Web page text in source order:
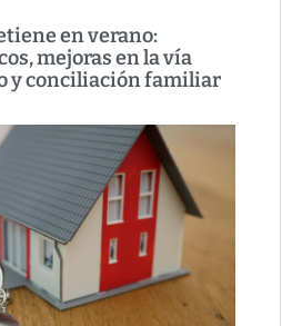
en verano:
mejoras en la vía
y conciliación familiar